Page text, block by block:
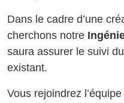
Dans le cadre d’une
cherchons notre
saura assurer le suivi
existant.
Vous rejoindrez